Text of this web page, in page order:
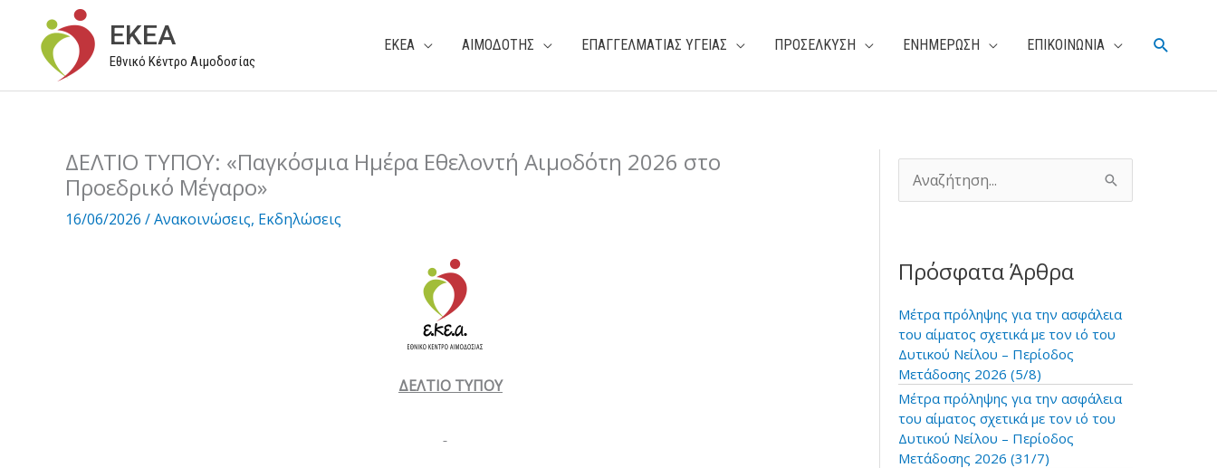
περιεχόμενο
EKEA
Εθνικό Κέντρο Αιμοδοσίας
ΕΚΕΑ ΑΙΜΟΔΟΤΗΣ ΕΠΑΓΓΕΛΜΑΤΙΑΣ ΥΓΕΙΑΣ ΠΡΟΣΕΛΚΥΣΗ ΕΝΗΜΕΡΩΣΗ ΕΠΙΚΟΙΝΩΝΙΑ
ΔΕΛΤΙΟ ΤΥΠΟΥ: «Παγκόσμια Ημέρα Εθελοντή Αιμοδότη 2026 στο
Προεδρικό Μέγαρο»
16/06/2026 /Ανακοινώσεις, Εκδηλώσεις
ΔΕΛΤΙΟ ΤΥΠΟΥ
α
τ
σ
γ
ι
α
:
Πρόσφατα Άρθρα
Μέτρα πρόληψης για την ασφάλεια
του αίματος σχετικά με τον ιό του
Δυτικού Νείλου – Περίοδος
Μετάδοσης 2026 (5/8)
Μέτρα πρόληψης για την ασφάλεια
του αίματος σχετικά με τον ιό του
Δυτικού Νείλου – Περίοδος
Μετάδοσης 2026 (31/7)